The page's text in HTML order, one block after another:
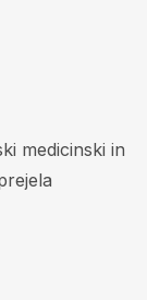
medicinski in